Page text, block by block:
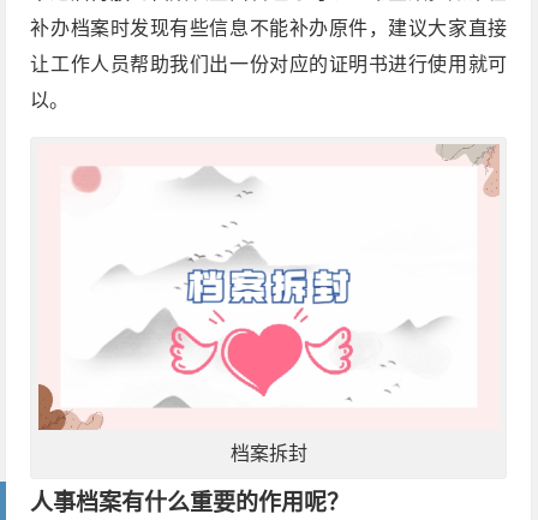
补办档案时发现有些信息不能补办原件，建议大家直接
让工作人员帮助我们出一份对应的证明书进行使用就可
以。
档案拆封
人事档案有什么重要的作用呢？